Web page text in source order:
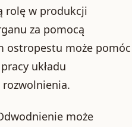
rolę w produkcji
za pomocą
ostropestu może pomóc
układu
może